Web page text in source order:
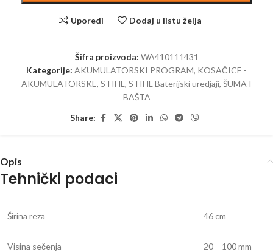
Uporedi Dodaj u listu želja
Šifra proizvoda: WA410111431
Kategorije: AKUMULATORSKI PROGRAM, KOSAČICE -
AKUMULATORSKE, STIHL , STIHL Baterijski uredjaji, ŠUMA I
BAŠTA
Share:
Opis
Tehnički podaci
Širina reza 46 cm
Visina sečenja 20 – 100 mm